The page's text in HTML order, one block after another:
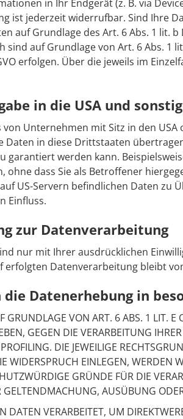
in Ihr Endgerät (z. B. via
ist jederzeit widerrufbar. Sind
auf Grundlage des Art. 6 Abs. 1 lit.
auf Grundlage von Art. 6 Abs. 1
erfolgen. Über die jeweils im
in die USA und
Unternehmen mit Sitz in den
Daten in diese Drittstaaten
garantiert werden kann.
dass Sie als Betroffener
US-Servern befindlichen Daten
Einfluss.
zur Datenverarbeitung
nur mit Ihrer ausdrücklichen
erfolgten Datenverarbeitung bleibt
Datenerhebung in
VON ART. 6 ABS. 1 LIT. E
GEGEN DIE VERARBEITUNG
DIE JEWEILIGE
WIDERSPRUCH EINLEGEN, WERDEN
GRÜNDE FÜR DIE
AUSÜBUNG
DATEN VERARBEITET, UM